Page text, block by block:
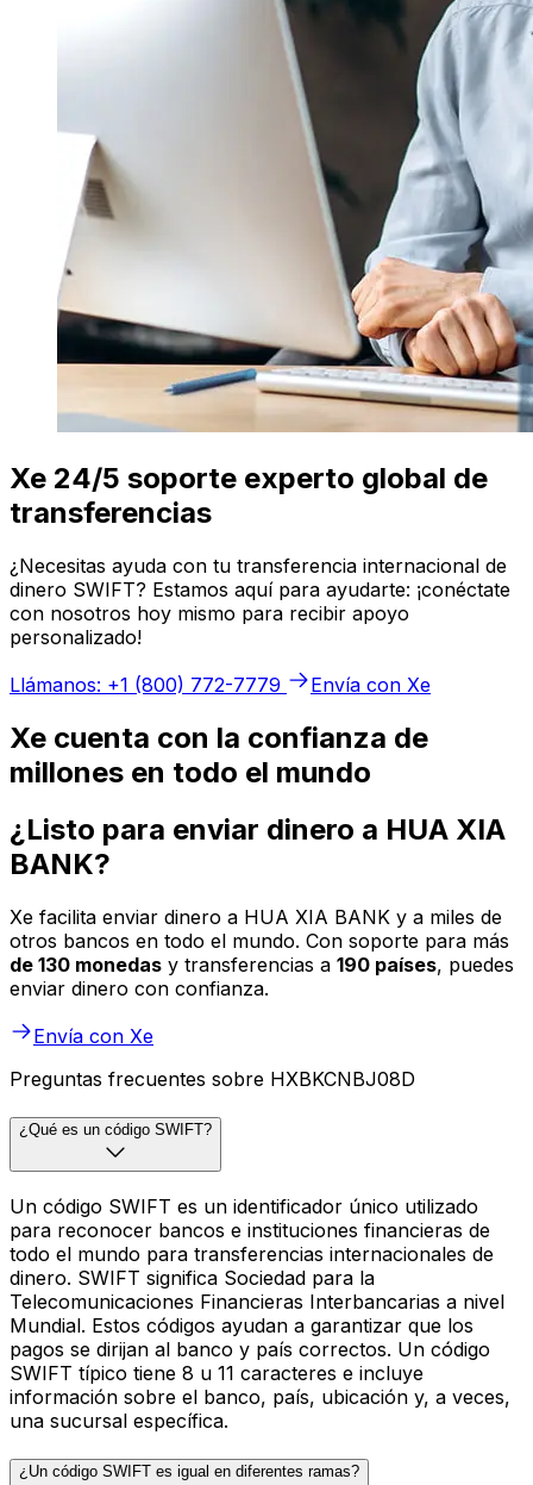
Xe 24/5 soporte experto global de
transferencias
¿Necesitas ayuda con tu transferencia internacional de
dinero SWIFT? Estamos aquí para ayudarte: ¡conéctate
con nosotros hoy mismo para recibir apoyo
personalizado!
Llámanos: +1 (800) 772-7779
Envía con Xe
Xe cuenta con la confianza de
millones en todo el mundo
¿Listo para enviar dinero a HUA XIA
BANK?
Xe facilita enviar dinero a HUA XIA BANK y a miles de
otros bancos en todo el mundo. Con soporte para más
de 130 monedas y transferencias a 190 países, puedes
enviar dinero con confianza.
Envía con Xe
Preguntas frecuentes sobre HXBKCNBJ08D
¿Qué es un código SWIFT?
Un código SWIFT es un identificador único utilizado
para reconocer bancos e instituciones financieras de
todo el mundo para transferencias internacionales de
dinero. SWIFT significa Sociedad para la
Telecomunicaciones Financieras Interbancarias a nivel
Mundial. Estos códigos ayudan a garantizar que los
pagos se dirijan al banco y país correctos. Un código
SWIFT típico tiene 8 u 11 caracteres e incluye
información sobre el banco, país, ubicación y, a veces,
una sucursal específica.
¿Un código SWIFT es igual en diferentes ramas?